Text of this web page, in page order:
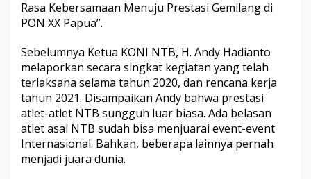
Rasa Kebersamaan Menuju Prestasi Gemilang di
PON XX Papua”.
Sebelumnya Ketua KONI NTB, H. Andy Hadianto
melaporkan secara singkat kegiatan yang telah
terlaksana selama tahun 2020, dan rencana kerja
tahun 2021. Disampaikan Andy bahwa prestasi
atlet-atlet NTB sungguh luar biasa. Ada belasan
atlet asal NTB sudah bisa menjuarai event-event
Internasional. Bahkan, beberapa lainnya pernah
menjadi juara dunia.